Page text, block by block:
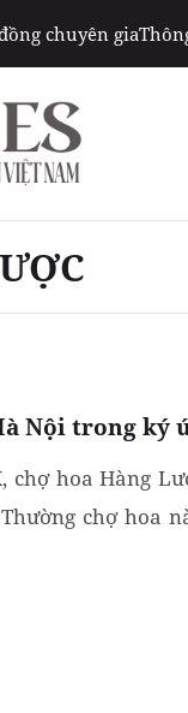
chuyên gia
Nội trong ký
hoa Hàng
chợ hoa